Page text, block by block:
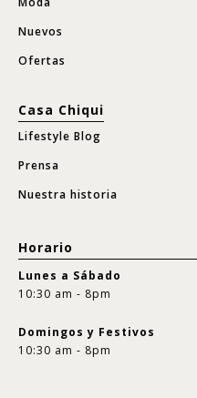
Nuevos
Ofertas
Casa Chiqui
Lifestyle Blog
Prensa
Nuestra historia
Horario
Lunes a Sábado
10:30 am - 8pm
Domingos y Festivos
10:30 am - 8pm